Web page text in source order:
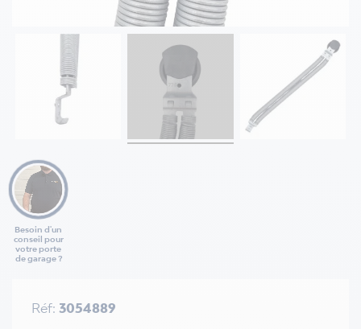
Besoin d'un
conseil pour
votre porte
de garage ?
Réf: 3054889